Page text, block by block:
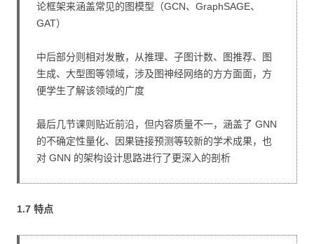
论框架来涵盖常见的图模型（GCN、GraphSAGE、
GAT）
中后部分则相对发散，从推理、子图计数、图推荐、图
生成、大型图等领域，涉及图神经网络的方方面面，方
便学生了解该领域的广度
最后几节课则贴近前沿，但内容质量不一，涵盖了 GNN
的不确定性量化、因果链接预测等较新的学术成果，也
对 GNN 的架构设计思路进行了更深入的剖析
1.7 特点